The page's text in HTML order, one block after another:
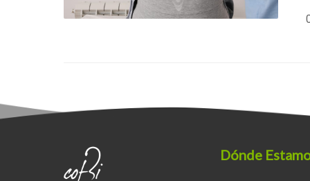
Dónde